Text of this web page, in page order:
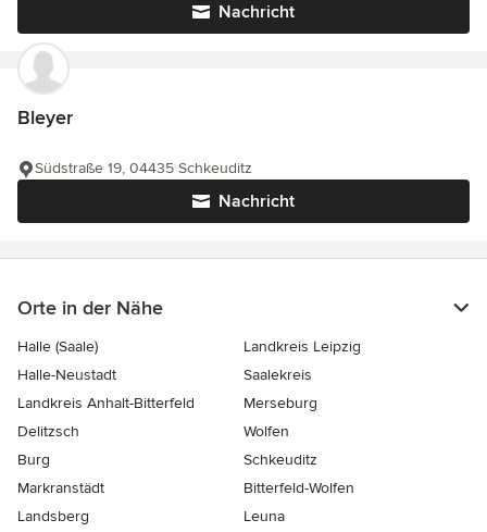
Nachricht
Bleyer
Nachricht
Südstraße 19, 04435 Schkeuditz
Orte in der Nähe
Halle (Saale)
Landkreis Leipzig
Halle-Neustadt
Saalekreis
Landkreis Anhalt-Bitterfeld
Merseburg
Delitzsch
Wolfen
Burg
Schkeuditz
Markranstädt
Bitterfeld-Wolfen
Landsberg
Leuna